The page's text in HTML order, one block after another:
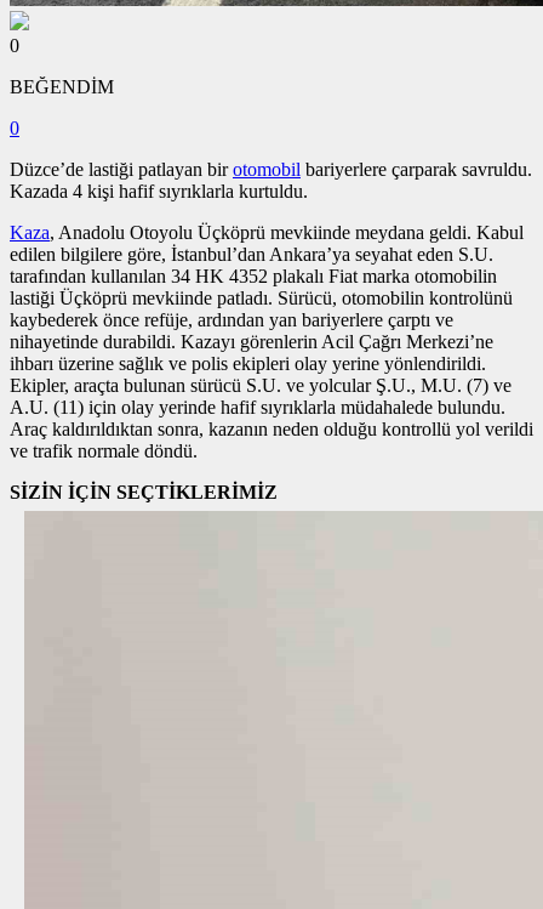
0
BEĞENDİM
0
Düzce’de lastiği patlayan birotomobil bariyerlere çarparak savruldu.
Kazada 4 kişi hafif sıyrıklarla kurtuldu.
Kaza, Anadolu Otoyolu Üçköprü mevkiinde meydana geldi. Kabul
edilen bilgilere göre, İstanbul’dan Ankara’ya seyahat eden S.U.
tarafından kullanılan 34 HK 4352 plakalı Fiat marka otomobilin
lastiği Üçköprü mevkiinde patladı. Sürücü, otomobilin kontrolünü
kaybederek önce refüje, ardından yan bariyerlere çarptı ve
nihayetinde durabildi. Kazayı görenlerin Acil Çağrı Merkezi’ne
ihbarı üzerine sağlık ve polis ekipleri olay yerine yönlendirildi.
Ekipler, araçta bulunan sürücü S.U. ve yolcular Ş.U., M.U. (7) ve
A.U. (11) için olay yerinde hafif sıyrıklarla müdahalede bulundu.
Araç kaldırıldıktan sonra, kazanın neden olduğu kontrollü yol verildi
ve trafik normale döndü.
SİZİN İÇİN SEÇTİKLERİMİZ